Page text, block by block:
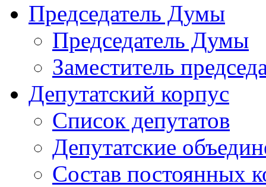
Председатель Думы
Председатель Думы
Заместитель
Депутатский корпус
Список депутатов
Депутатские
Состав постоянных